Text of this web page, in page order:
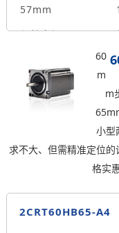
重量kg
1.1
57mm
保持力矩N.m
轴径
60
m
m
小型
求不大、但需精准定位
格实
2CRT60HB65-A4